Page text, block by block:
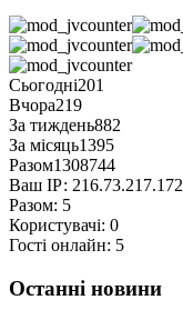
Сьогодні201
Вчора219
За тиждень882
За місяць1395
Разом1308744
Ваш ІР: 216.73.217.172
Разом: 5
Користувачі: 0
Гості онлайн: 5
Останні новини